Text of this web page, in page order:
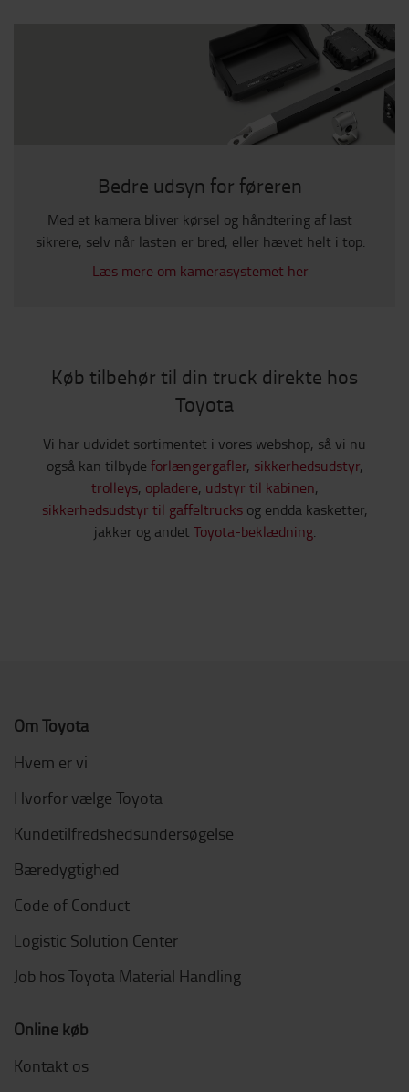
Bedre udsyn for føreren
Med et kamera bliver kørsel og håndtering af last
sikrere, selv når lasten er bred, eller hævet helt i top.
Læs mere om kamerasystemet her
Køb tilbehør til din truck direkte hos
Toyota
Vi har udvidet sortimentet i vores webshop, så vi nu
også kan tilbyde forlængergafler, sikkerhedsudstyr,
trolleys, opladere, udstyr til kabinen,
sikkerhedsudstyr til gaffeltrucksog endda kasketter,
jakker og andet Toyota-beklædning.
Om Toyota
Hvem er vi
Hvorfor vælge Toyota
Kundetilfredshedsundersøgelse
Bæredygtighed
Code of Conduct
Logistic Solution Center
Job hos Toyota Material Handling
Online køb
Kontakt os